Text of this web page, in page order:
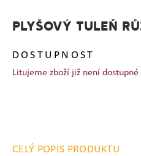
PLYŠOVÝ TULEŇ
DOSTUPNOST
Litujeme zboží již není dostupné
CELÝ POPIS PRODUKTU